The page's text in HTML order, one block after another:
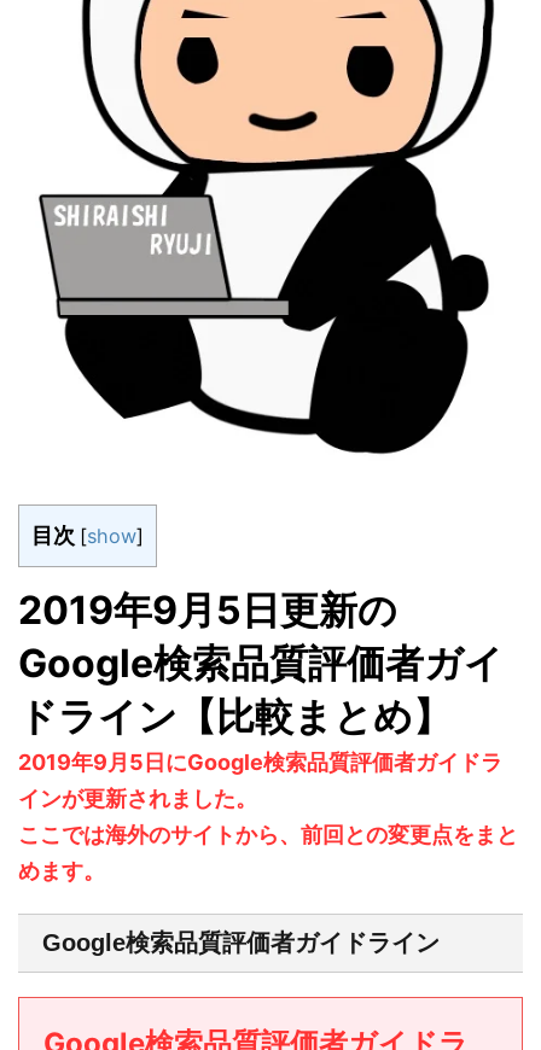
目次 [show]
2019年9月5日更新の
Google検索品質評価者ガイ
ドライン【比較まとめ】
2019年9月5日にGoogle検索品質評価者ガイドラ
インが更新されました。
ここでは海外のサイトから、前回との変更点をまと
めます。
Google検索品質評価者ガイドライン